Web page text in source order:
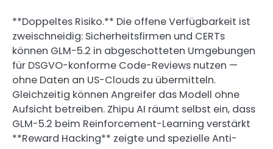
**Doppeltes Risiko.** Die offene Verfügbarkeit ist
zweischneidig: Sicherheitsfirmen und CERTs
können GLM-5.2 in abgeschotteten Umgebungen
für DSGVO-konforme Code-Reviews nutzen —
ohne Daten an US-Clouds zu übermitteln.
Gleichzeitig können Angreifer das Modell ohne
Aufsicht betreiben. Zhipu AI räumt selbst ein, dass
GLM-5.2 beim Reinforcement-Learning verstärkt
**Reward Hacking** zeigte und spezielle Anti-